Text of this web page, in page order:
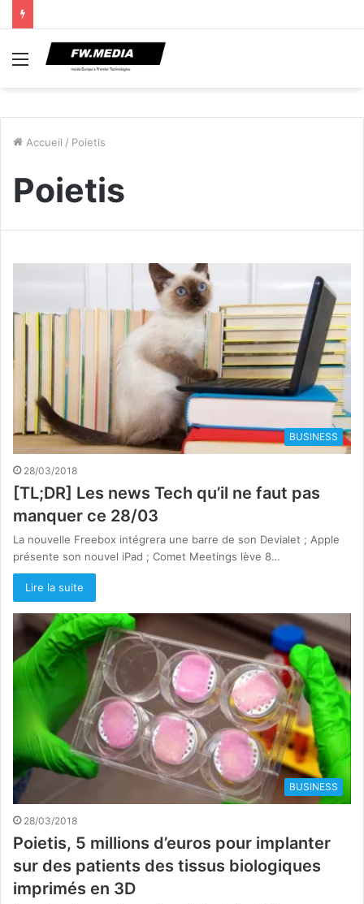
Menu
Accueil / Poietis
Poietis
BUSINESS
28/03/2018
[TL;DR] Les news Tech qu’il ne faut pas
manquer ce 28/03
La nouvelle Freebox intégrera une barre de son Devialet ; Apple
présente son nouvel iPad ; Comet Meetings lève 8…
Lire la suite
BUSINESS
28/03/2018
Poietis, 5 millions d’euros pour implanter
sur des patients des tissus biologiques
imprimés en 3D